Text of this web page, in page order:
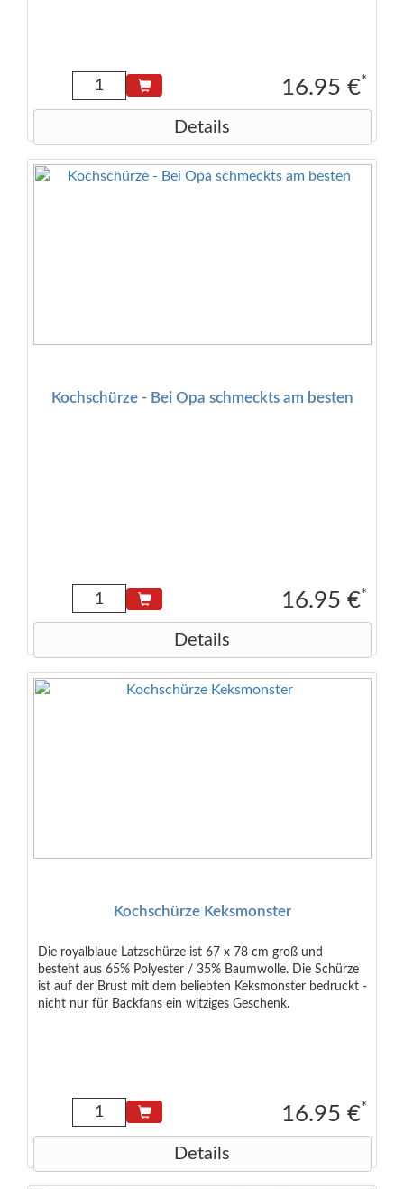
16.95 €*
Details
Kochschürze - Bei Opa schmeckts am besten
16.95 €*
Details
Kochschürze Keksmonster
Die royalblaue Latzschürze ist 67 x 78 cm groß und
besteht aus 65% Polyester / 35% Baumwolle. Die Schürze
ist auf der Brust mit dem beliebten Keksmonster bedruckt -
nicht nur für Backfans ein witziges Geschenk.
16.95 €*
Details